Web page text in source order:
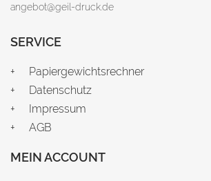
angebot@geil-druck.de
SERVICE
Papiergewichtsrechner
Datenschutz
Impressum
AGB
MEIN ACCOUNT